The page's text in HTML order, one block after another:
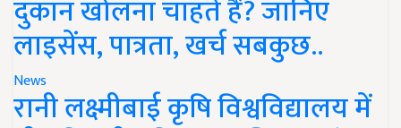
दुकान खोलना चाहते हैं? जानिए
लाइसेंस, पात्रता, खर्च सबकुछ..
News
रानी लक्ष्मीबाई कृषि विश्वविद्यालय में